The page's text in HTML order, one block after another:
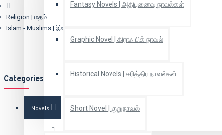
Fantasy Novels | அதிபுனைவு நாவல்கள்
Graphic Novel | கிராஃ பிக் நாவல்
Historical Novels | சரித்திர நாவல்கள்
Short Novel | குறுநாவல்
Religion | மதம்
Islam - Muslims | இஸ்லாம்
Categories
Novels